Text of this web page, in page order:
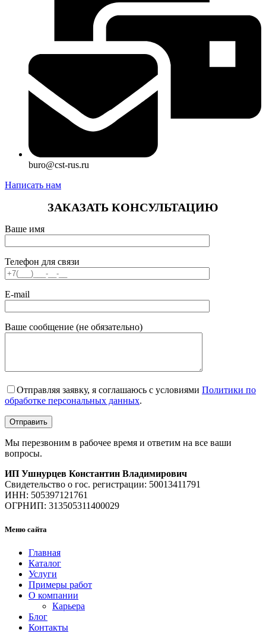
buro@cst-rus.ru
Написать нам
ЗАКАЗАТЬ КОНСУЛЬТАЦИЮ
Ваше имя
Телефон для связи
E-mail
Ваше сообщение (не обязательно)
Отправляя заявку, я соглашаюсь с условиями Политики по
обработке персональных данных.
Мы перезвоним в рабочее время и ответим на все ваши
вопросы.
ИП Ушнурцев Константин Владимирович
Свидетельство о гос. регистрации: 50013411791
ИНН: 505397121761
ОГРНИП: 313505311400029
Меню сайта
Главная
Каталог
Услуги
Примеры работ
О компании
Карьера
Блог
Контакты